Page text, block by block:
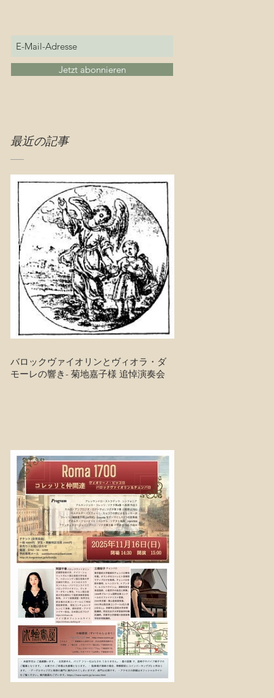
Jetzt abonnieren
最近の記事
バロックヴァイオリンとヴィオラ・ダ
モーレの響き- 菊地嘉子様 追悼演奏会